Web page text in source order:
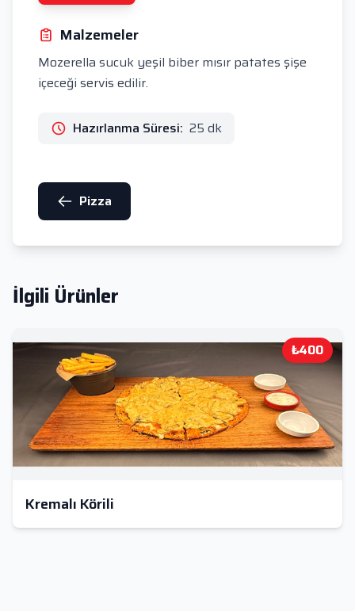
Malzemeler
Mozerella sucuk yeşil biber mısır patates şişe
içeceği servis edilir.
Hazırlanma Süresi: 25 dk
Pizza
İlgili Ürünler
₺400
Kremalı Körili